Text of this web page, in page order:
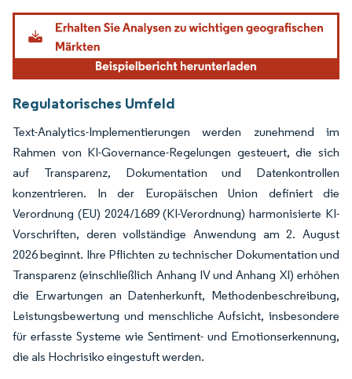
Bild © Mordor Intelligence. Wiederverwendung erfordert Namensnennung gemäß
Regulatorisches Umfeld
Text-Analytics-Implementierungen werden zunehmend im
Rahmen von KI-Governance-Regelungen gesteuert, die sich
auf Transparenz, Dokumentation und Datenkontrollen
konzentrieren. In der Europäischen Union definiert die
Verordnung (EU) 2024/1689 (KI-Verordnung) harmonisierte KI-
Vorschriften, deren vollständige Anwendung am 2. August
2026 beginnt. Ihre Pflichten zu technischer Dokumentation und
Transparenz (einschließlich Anhang IV und Anhang XI) erhöhen
die Erwartungen an Datenherkunft, Methodenbeschreibung,
Leistungsbewertung und menschliche Aufsicht, insbesondere
für erfasste Systeme wie Sentiment- und Emotionserkennung,
die als Hochrisiko eingestuft werden.